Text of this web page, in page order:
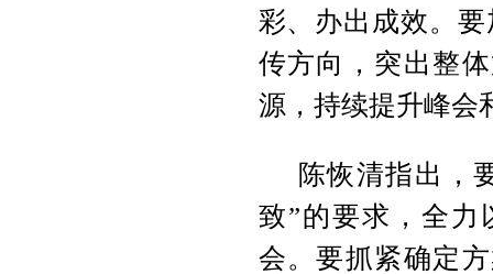
彩、办出成效。
传方向，突出整
源，持续提升峰会
陈恢清指出，
致”的要求，全力
会。要抓紧确定